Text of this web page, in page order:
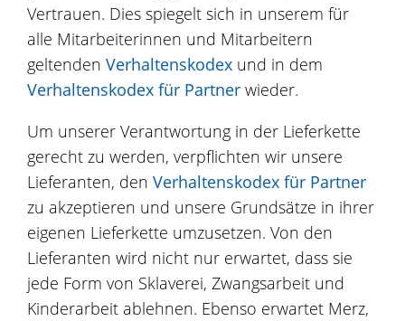
Vertrauen. Dies spiegelt sich in unserem für
alle Mitarbeiterinnen und Mitarbeitern
geltenden Verhaltenskodex und in dem
Verhaltenskodex für Partner wieder.
Um unserer Verantwortung in der Lieferkette
gerecht zu werden, verpflichten wir unsere
Lieferanten, den Verhaltenskodex für Partner
zu akzeptieren und unsere Grundsätze in ihrer
eigenen Lieferkette umzusetzen. Von den
Lieferanten wird nicht nur erwartet, dass sie
jede Form von Sklaverei, Zwangsarbeit und
Kinderarbeit ablehnen. Ebenso erwartet Merz,